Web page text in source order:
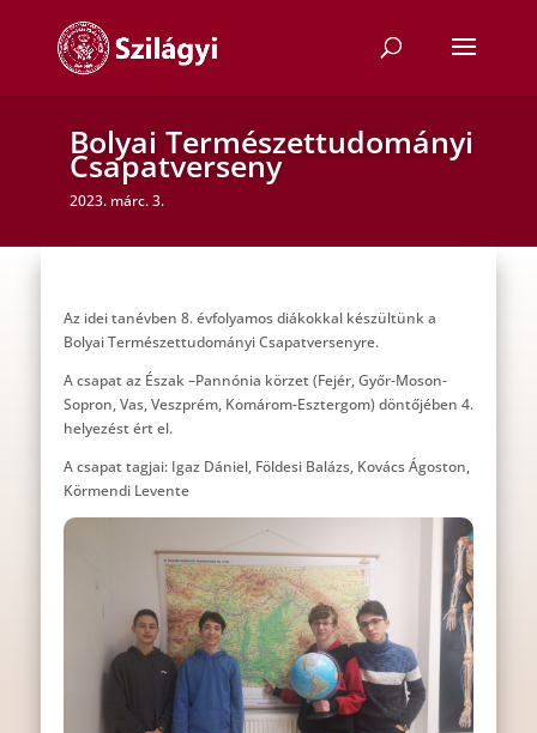
Bolyai Természettudományi
Csapatverseny
2023. márc. 3.
Az idei tanévben 8. évfolyamos diákokkal készültünk a
Bolyai Természettudományi Csapatversenyre.
A csapat az Észak –Pannónia körzet (Fejér, Győr-Moson-
Sopron, Vas, Veszprém, Komárom-Esztergom) döntőjében 4.
helyezést ért el.
A csapat tagjai: Igaz Dániel, Földesi Balázs, Kovács Ágoston,
Körmendi Levente